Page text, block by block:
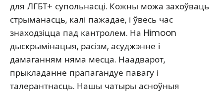
для ЛГБТ+ супольнасці. Кожны можа захоўваць
стрыманасць, калі пажадае, і ўвесь час
знаходзіцца пад кантролем. На Himoon
дыскрымінацыя, расізм, асуджэнне і
дамаганням няма месца. Наадварот,
прыкладанне прапагандуе павагу і
талерантнасць. Нашы чатыры асноўныя